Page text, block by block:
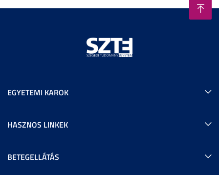
EGYETEMI KAROK
HASZNOS LINKEK
BETEGELLÁTÁS